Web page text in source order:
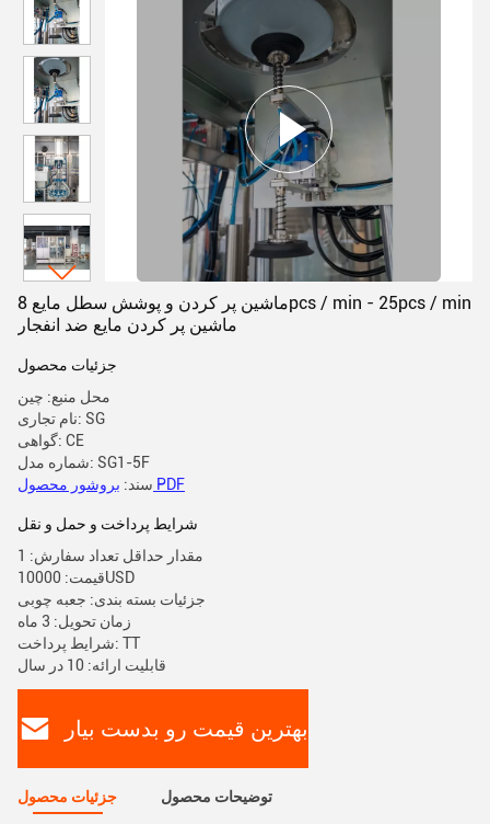
ماشین پر کردن و پوشش سطل مایع 8pcs / min - 25pcs / min
ماشین پر کردن مایع ضد انفجار
جزئیات محصول
محل منبع: چین
نام تجاری: SG
گواهی: CE
شماره مدل: SG1-5F
سند: بروشور محصول PDF
شرایط پرداخت و حمل و نقل
مقدار حداقل تعداد سفارش: 1
قیمت: 10000USD
جزئیات بسته بندی: جعبه چوبی
زمان تحویل: 3 ماه
شرایط پرداخت: TT
قابلیت ارائه: 10 در سال
بهترین قیمت رو بدست بیار
جزئیات محصول توضیحات محصول